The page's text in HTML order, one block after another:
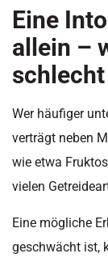
Eine
allein –
Wer häufiger
verträgt neben
wie etwa
vielen
Eine mögliche
geschwächt ist,